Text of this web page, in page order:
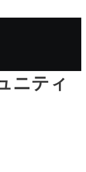
ニティ